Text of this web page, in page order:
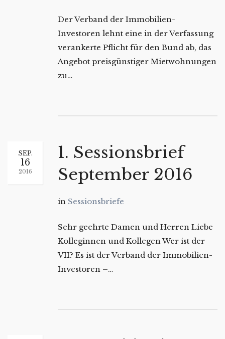
Der Verband der Immobilien-
Investoren lehnt eine in der Verfassung
verankerte Pflicht für den Bund ab, das
Angebot preisgünstiger Mietwohnungen
zu…
SEP.
16
2016
1. Sessionsbrief
September 2016
in Sessionsbriefe
Sehr geehrte Damen und Herren Liebe
Kolleginnen und Kollegen Wer ist der
VII? Es ist der Verband der Immobilien-
Investoren –…